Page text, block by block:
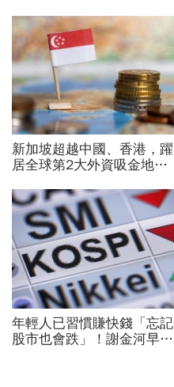
新加坡超越中國、香港，躍
居全球第2大外資吸金地！
資金為何轉向？
年輕人已習慣賺快錢「忘記
股市也會跌」！謝金河早一